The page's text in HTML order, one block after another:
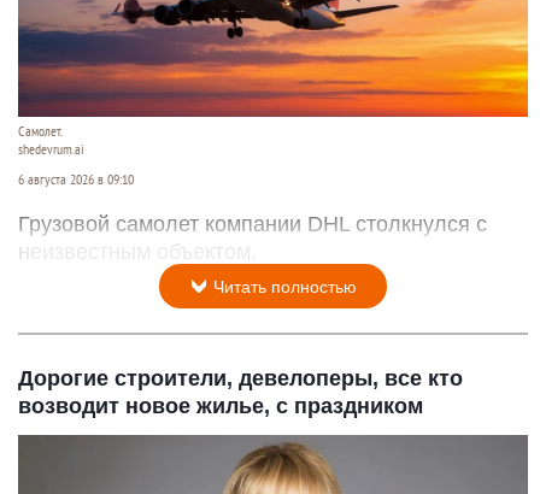
Самолет.
shedevrum.ai
6 августа 2026 в 09:10
Грузовой самолет компании DHL столкнулся с
неизвестным объектом.
Читать полностью
Дорогие строители, девелоперы, все кто
возводит новое жилье, с праздником